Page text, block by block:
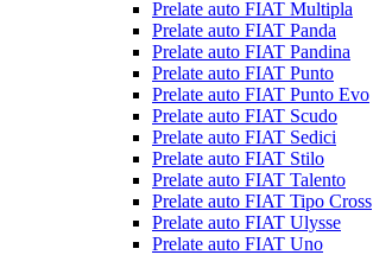
Prelate auto FIAT Multipla
Prelate auto FIAT Panda
Prelate auto FIAT Pandina
Prelate auto FIAT Punto
Prelate auto FIAT Punto Evo
Prelate auto FIAT Scudo
Prelate auto FIAT Sedici
Prelate auto FIAT Stilo
Prelate auto FIAT Talento
Prelate auto FIAT Tipo Cross
Prelate auto FIAT Ulysse
Prelate auto FIAT Uno